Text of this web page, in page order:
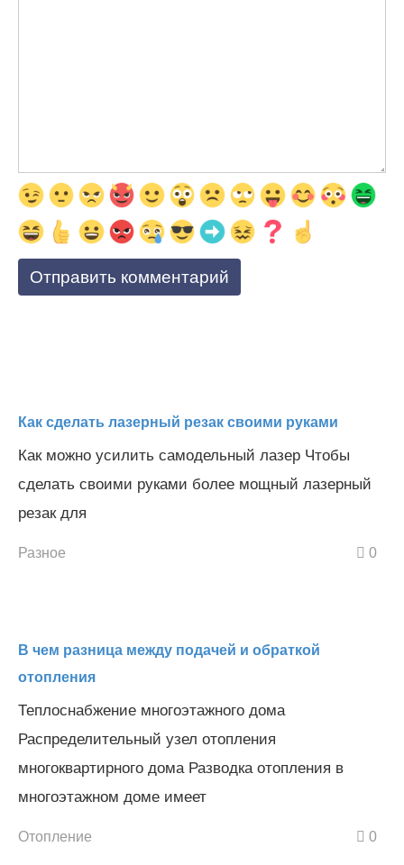
Как сделать лазерный резак своими руками
Как можно усилить самодельный лазер Чтобы
сделать своими руками более мощный лазерный
резак для
Разное 0
В чем разница между подачей и обраткой
отопления
Теплоснабжение многоэтажного дома
Распределительный узел отопления
многоквартирного дома Разводка отопления в
многоэтажном доме имеет
Отопление 0